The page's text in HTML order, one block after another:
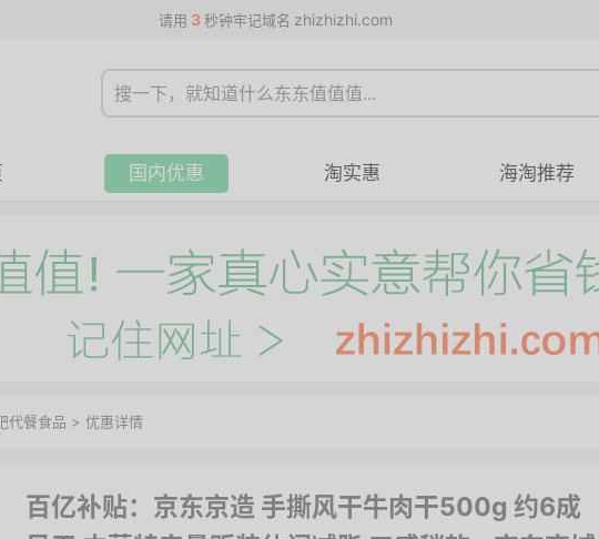
请用 3 秒钟牢记域名 zhizhizhi.com
国内优惠 淘实惠 海淘推荐
代餐食品 > 优惠详情
百亿补贴：京东京造 手撕风干牛肉干500g 约6成